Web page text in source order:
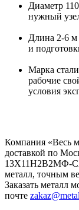
Диаметр
нужный
Длина 2-6 м
и
Марка
рабочие
условия
Компания «Весь
доставкой по
13Х11Н2В2МФ-
металл, точным
Заказать металл
почте